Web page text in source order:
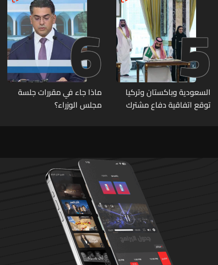
5
السعودية وباكستان وتركيا
توقع اتفاقية دفاع مشترك
6
ماذا جاء في مقررات جلسة
مجلس الوزراء؟